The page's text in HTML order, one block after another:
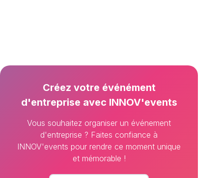
Créez votre événément
d'entreprise avec INNOV'events
Vous souhaitez organiser un événement
d'entreprise ? Faites confiance à
INNOV'events pour rendre ce moment unique
et mémorable !